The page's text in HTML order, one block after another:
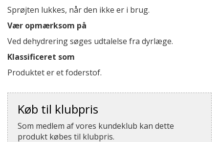
Sprøjten lukkes, når den ikke er i brug.
Vær opmærksom på
Ved dehydrering søges udtalelse fra dyrlæge.
Klassificeret som
Produktet er et foderstof.
Køb til klubpris
Som medlem af vores kundeklub kan dette
produkt købes til klubpris.